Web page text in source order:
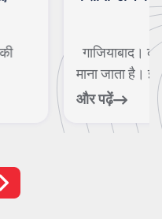
के महीने को अत्यंत पवित्र
बारिश ...